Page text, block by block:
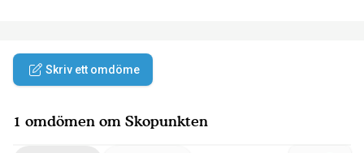
Skriv ett omdöme
1 omdömen om Skopunkten